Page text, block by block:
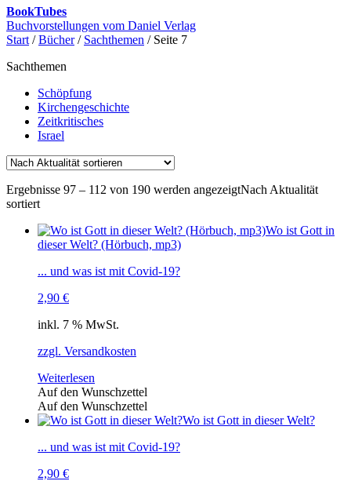
BookTubes
Buchvorstellungen vom Daniel Verlag
Start /Bücher/ Sachthemen / Seite 7
Sachthemen
Schöpfung
Kirchengeschichte
Zeitkritisches
Israel
Ergebnisse 97 – 112 von 190 werden angezeigtNach Aktualität
sortiert
Wo ist Gott in
dieser Welt? (Hörbuch, mp3)
... und was ist mit Covid-19?
2,90 €
inkl. 7 % MwSt.
zzgl. Versandkosten
Weiterlesen
Auf den Wunschzettel
Auf den Wunschzettel
Wo ist Gott in dieser Welt?
... und was ist mit Covid-19?
2,90 €